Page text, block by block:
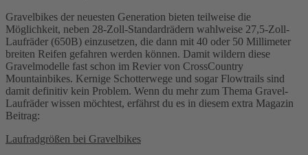
Gravelbikes der neuesten Generation bieten teilweise die
Möglichkeit, neben 28-Zoll-Standardrädern wahlweise 27,5-Zoll-
Laufräder (650B) einzusetzen, die dann mit 40 oder 50 Millimeter
breiten Reifen gefahren werden können. Damit wildern diese
Gravelmodelle fast schon im Revier von CrossCountry
Mountainbikes. Kernige Schotterwege und sogar Flowtrails sind
damit definitiv kein Problem. Wenn du mehr zum Thema Gravel-
Laufräder wissen möchtest, erfährst du es in diesem extra Magazin
Beitrag:
Laufradgrößen bei Gravelbikes